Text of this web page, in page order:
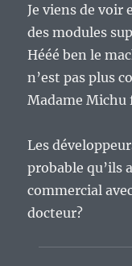
Je viens de voir
des modules
Hééé ben le
n’est pas plus
Madame
Les
probable qu’ils
commercial
docteur?